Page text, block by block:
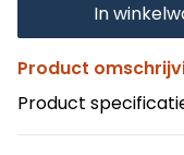
In
Product
Product